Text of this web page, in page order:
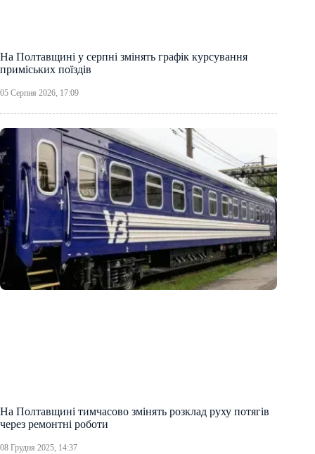
На Полтавщині у серпні змінять графік курсування
приміських поїздів
05 Серпня 2026, 17:09
На Полтавщині тимчасово змінять розклад руху потягів
через ремонтні роботи
08 Грудня 2025, 14:37